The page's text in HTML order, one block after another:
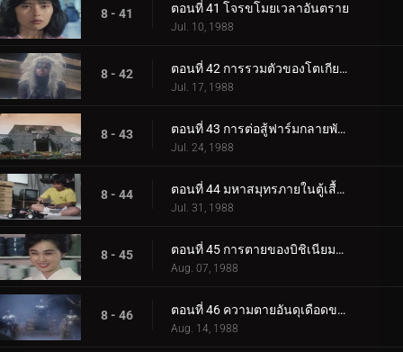
8 - 41 ตอนที่ 41 โจรขโมยเวลาอันตราย
Jul. 10, 1988
8 - 42 ตอนที่ 42 การรวมตัวของโตเกียวมิวแทนท์
Jul. 17, 1988
8 - 43 ตอนที่ 43 การต่อสู้ฟาร์มกลายพันธุ์
Jul. 24, 1988
8 - 44 ตอนที่ 44 มหาสมุทรภายในตู้เสื้อผ้า
Jul. 31, 1988
8 - 45 ตอนที่ 45 การตายของบิชิเนียมกลายพันธุ์ดอกไม้
Aug. 07, 1988
8 - 46 ตอนที่ 46 ความตายอันดุเดือดของบารอม
Aug. 14, 1988